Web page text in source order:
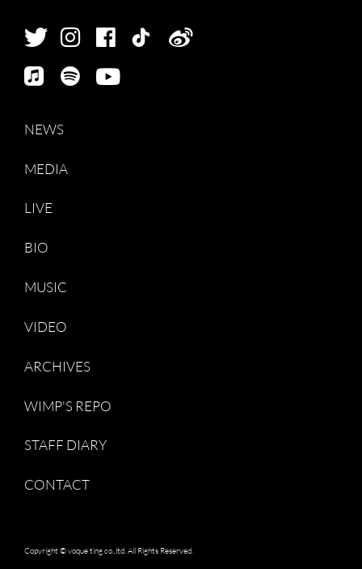
NEWS
MEDIA
LIVE
BIO
MUSIC
VIDEO
ARCHIVES
WIMP'S REPO
STAFF DIARY
CONTACT
Copyright © voque ting co.,ltd. All Rights Reserved.